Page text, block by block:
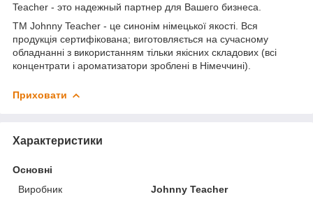
Teacher - это надежный партнер для Вашего бизнеса.
ТМ Johnny Teacher - це синонім німецької якості. Вся
продукція сертифікована; виготовляється на сучасному
обладнанні з використанням тільки якісних складових (всі
концентрати і ароматизатори зроблені в Німеччині).
Приховати
Характеристики
Основні
Виробник
Johnny Teacher